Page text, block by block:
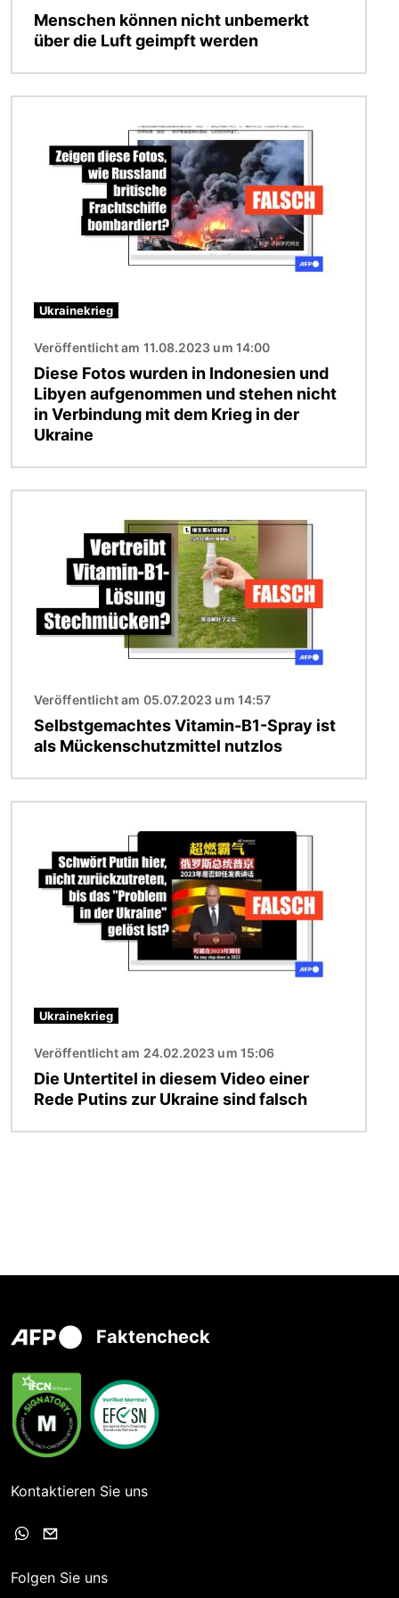
Menschen können nicht unbemerkt
über die Luft geimpft werden
Ukrainekrieg
Veröffentlicht am 11.08.2023 um 14:00
Diese Fotos wurden in Indonesien und
Libyen aufgenommen und stehen nicht
in Verbindung mit dem Krieg in der
Ukraine
Veröffentlicht am 05.07.2023 um 14:57
Selbstgemachtes Vitamin-B1-Spray ist
als Mückenschutzmittel nutzlos
Ukrainekrieg
Veröffentlicht am 24.02.2023 um 15:06
Die Untertitel in diesem Video einer
Rede Putins zur Ukraine sind falsch
Faktencheck
Kontaktieren Sie uns
Folgen Sie uns